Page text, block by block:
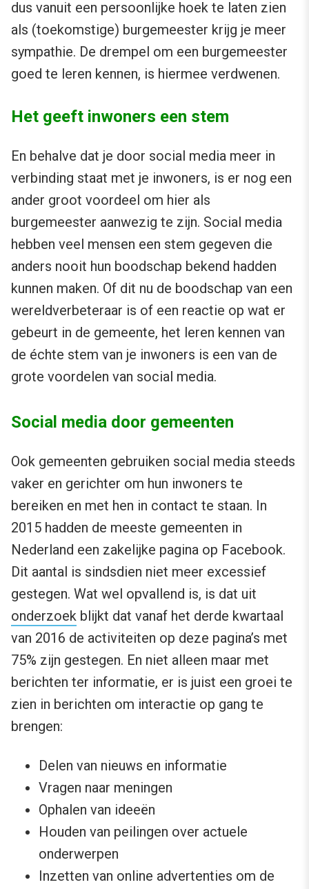
dus vanuit een persoonlijke hoek te laten zien
als (toekomstige) burgemeester krijg je meer
sympathie. De drempel om een burgemeester
goed te leren kennen, is hiermee verdwenen.
Het geeft inwoners een stem
En behalve dat je door social media meer in
verbinding staat met je inwoners, is er nog een
ander groot voordeel om hier als
burgemeester aanwezig te zijn. Social media
hebben veel mensen een stem gegeven die
anders nooit hun boodschap bekend hadden
kunnen maken. Of dit nu de boodschap van een
wereldverbeteraar is of een reactie op wat er
gebeurt in de gemeente, het leren kennen van
de échte stem van je inwoners is een van de
grote voordelen van social media.
Social media door gemeenten
Ook gemeenten gebruiken social media steeds
vaker en gerichter om hun inwoners te
bereiken en met hen in contact te staan. In
2015 hadden de meeste gemeenten in
Nederland een zakelijke pagina op Facebook.
Dit aantal is sindsdien niet meer excessief
gestegen. Wat wel opvallend is, is dat uit
onderzoek blijkt dat vanaf het derde kwartaal
van 2016 de activiteiten op deze pagina’s met
75% zijn gestegen. En niet alleen maar met
berichten ter informatie, er is juist een groei te
zien in berichten om interactie op gang te
brengen:
Delen van nieuws en informatie
Vragen naar meningen
Ophalen van ideeën
Houden van peilingen over actuele
onderwerpen
Inzetten van online advertenties om de